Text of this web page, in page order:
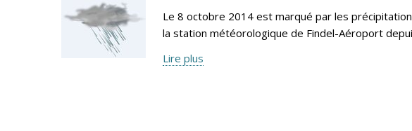
Le 8 octobre 2014 est marqué par les
la station météorologique de Findel-Aéroport
Lire plus